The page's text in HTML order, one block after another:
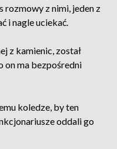
rozmowy z nimi, jeden z
i nagle uciekać.
z kamienic, został
on ma bezpośredni
koledze, by ten
oddali go